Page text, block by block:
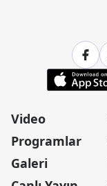
Video
Programlar
Galeri